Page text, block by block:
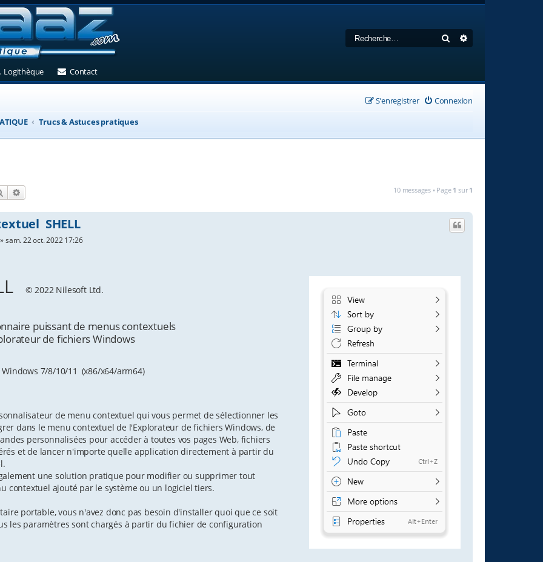
Rechercher
un nouvel onglet)
Logithèque(Ouvre un nouvel onglet)
Contact(Ouvre un nouvel onglet)
Connexion
S’enregistrer
Trucs & Astuces pratiques
Rechercher 10 messages • Page 1 sur 1
SHELL
»sam. 22 oct. 2022 17:26
© 2022 Nilesoft Ltd.
puissant de menus contextuels
de fichiers Windows
7/8/10/11 (x86/x64/arm64)
de menu contextuel qui vous permet de sélectionner les
dans le menu contextuel de l'Explorateur de fichiers Windows, de
personnalisées pour accéder à toutes vos pages Web, fichiers
et de lancer n'importe quelle application directement à partir du
une solution pratique pour modifier ou supprimer tout
contextuel ajouté par le système ou un logiciel tiers.
portable, vous n'avez donc pas besoin d'installer quoi que ce soit
les paramètres sont chargés à partir du fichier de configuration